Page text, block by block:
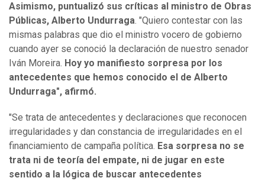
Asimismo, puntualizó sus críticas al ministro de Obras
Públicas, Alberto Undurraga. "Quiero contestar con las
mismas palabras que dio el ministro vocero de gobierno
cuando ayer se conoció la declaración de nuestro senador
Iván Moreira. Hoy yo manifiesto sorpresa por los
antecedentes que hemos conocido el de Alberto
Undurraga", afirmó.
"Se trata de antecedentes y declaraciones que reconocen
irregularidades y dan constancia de irregularidades en el
financiamiento de campaña política. Esa sorpresa no se
trata ni de teoría del empate, ni de jugar en este
sentido a la lógica de buscar antecedentes